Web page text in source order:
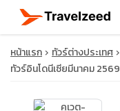
หน้าแรก ทัวร์ต่างประเทศ
ทัวร์อินโดนีเซียมีนาคม 2569